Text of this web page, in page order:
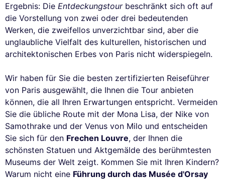
Ergebnis: Die Entdeckungstourbeschränkt sich oft auf
die Vorstellung von zwei oder drei bedeutenden
Werken, die zweifellos unverzichtbar sind, aber die
unglaubliche Vielfalt des kulturellen, historischen und
architektonischen Erbes von Paris nicht widerspiegeln.
Wir haben für Sie die besten zertifizierten Reiseführer
von Paris ausgewählt, die Ihnen die Tour anbieten
können, die all Ihren Erwartungen entspricht. Vermeiden
Sie die übliche Route mit der Mona Lisa, der Nike von
Samothrake und der Venus von Milo und entscheiden
Sie sich für den Frechen Louvre, der Ihnen die
schönsten Statuen und Aktgemälde des berühmtesten
Museums der Welt zeigt. Kommen Sie mit Ihren Kindern?
Warum nicht eine Führung durch das Musée d'Orsay